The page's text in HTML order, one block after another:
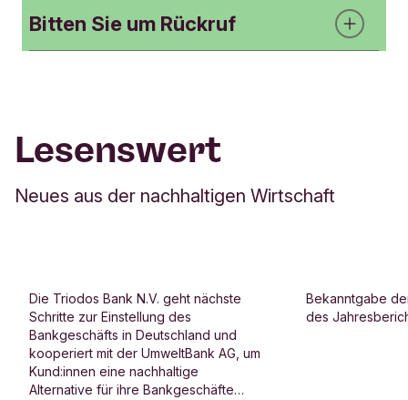
Kundenbetreuung
Bitten Sie um Rückruf
a
k
t
u
l
a
r
Was ist Ihre
Bitte geben Sie ein Thema mit
maximal 120 Zeichen ein.
Ihre Telefonnummer
Triodos Bank verwendet Ihre Telefonnummer
nur für den Rückruf.
Lesenswert
Neues aus der nachhaltigen Wirtschaft
Triodos Bank N.V.
Deutschland unterstützt
Kund:innen beim Wechsel
zur UmweltBank AG
Pressemitteilung
Die Triodos Bank N.V. geht nächste
Schritte zur Einstellung des
Bankgeschäfts in Deutschland und
kooperiert mit der UmweltBank AG, um
Kund:innen eine nachhaltige
Alternative für ihre Bankgeschäfte
Bekanntgabe
des